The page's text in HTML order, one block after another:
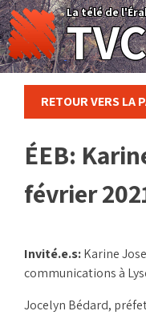
Skip
to
content
La télé de
RETOUR VERS LA
ÉEB:
février
Invité.e.s:Karine
communications à
Jocelyn Bédard,